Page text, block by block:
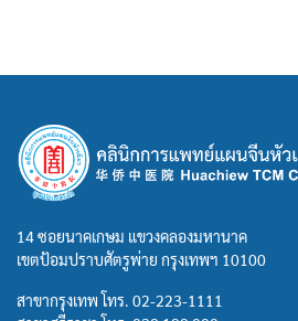
14 ซอยนาคเกษม แขวงคลองมหานาค
เขตป้อมปราบศัตรูพ่าย กรุงเทพฯ 10100
สาขากรุงเทพ โทร. 02-223-1111